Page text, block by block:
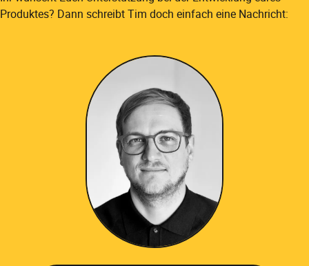
Produktes? Dann schreibt Tim doch einfach eine Nachricht: